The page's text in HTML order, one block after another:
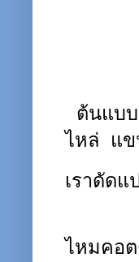
ต้นแบ
ไหล่ แข
เราดัดแ
ไหมคอ